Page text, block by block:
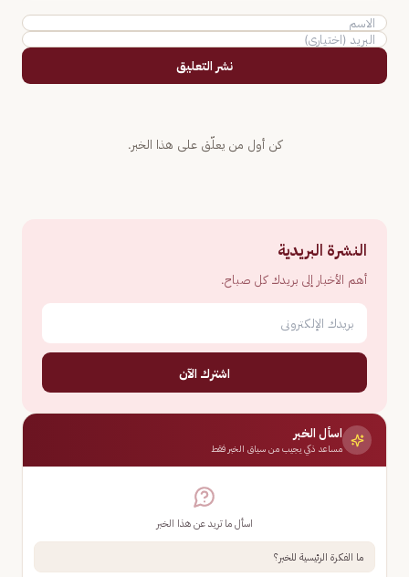
نشر التعليق
كن أول من يعلّق على هذا الخبر.
النشرة البريدية
أهم الأخبار إلى بريدك كل صباح.
اشترك الآن
اسأل الخبر
مساعد ذكي يجيب من سياق الخبر فقط
اسأل ما تريد عن هذا الخبر
ما الفكرة الرئيسية للخبر؟